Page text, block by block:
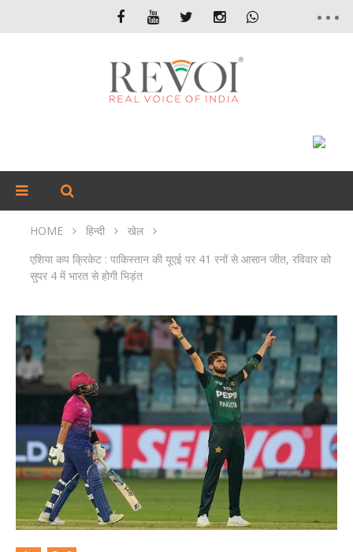
HOME हिन्दी
खेल
एशिया कप क्रिकेट : पाकिस्तान की यूएई पर 41 रनों से आसान जीत, रविवार को
सुपर 4 में भारत से होगी भिड़ंत